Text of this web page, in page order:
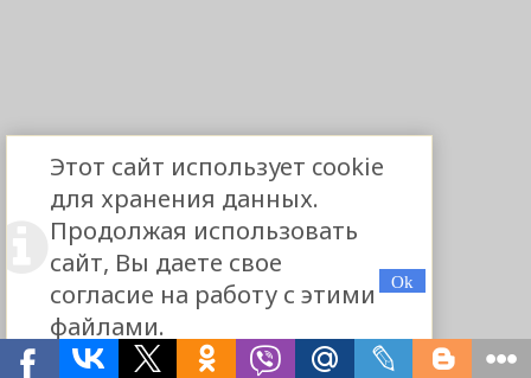
Этот сайт использует cookie
для хранения данных.
Продолжая использовать
сайт, Вы даете свое
согласие на работу с этими
файлами.